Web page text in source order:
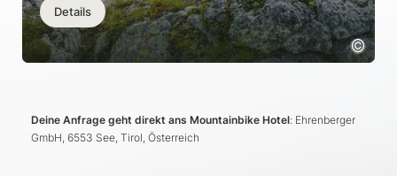
Details
Deine Anfrage geht direkt ans Mountainbike Hotel: Ehrenberger
GmbH, 6553 See, Tirol, Österreich